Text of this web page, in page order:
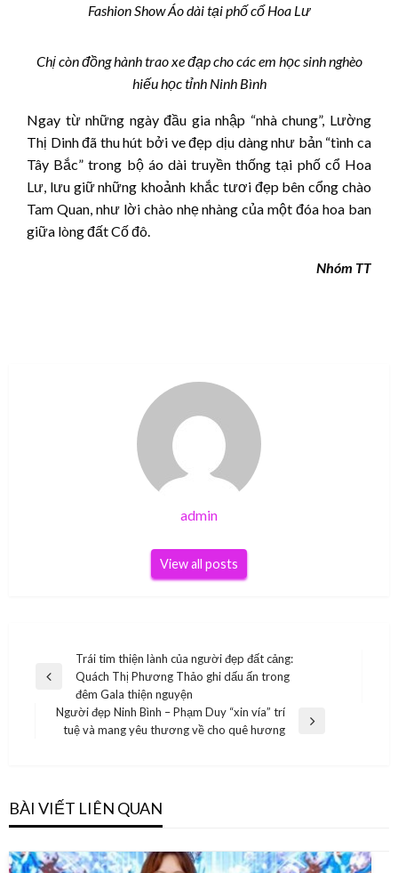
Fashion Show Áo dài tại phố cổ Hoa Lư
Chị còn đồng hành trao xe đạp cho các em học sinh nghèo
hiếu học tỉnh Ninh Bình
Ngay từ những ngày đầu gia nhập “nhà chung”, Lường
Thị Dinh đã thu hút bởi ve đẹp dịu dàng như bản “tình ca
Tây Bắc” trong bộ áo dài truyền thống tại phố cổ Hoa
Lư, lưu giữ những khoảnh khắc tươi đẹp bên cổng chào
Tam Quan, như lời chào nhẹ nhàng của một đóa hoa ban
giữa lòng đất Cố đô.
Nhóm TT
admin
View all posts
hướng
bài
viết
Previous
Trái tim thiện lành của người đẹp đất cảng:
Quách Thị Phương Thảo ghi dấu ấn trong
đêm Gala thiện nguyện
Next
Người đẹp Ninh Bình – Phạm Duy “xin vía” trí
tuệ và mang yêu thương về cho quê hương
BÀI VIẾT LIÊN QUAN